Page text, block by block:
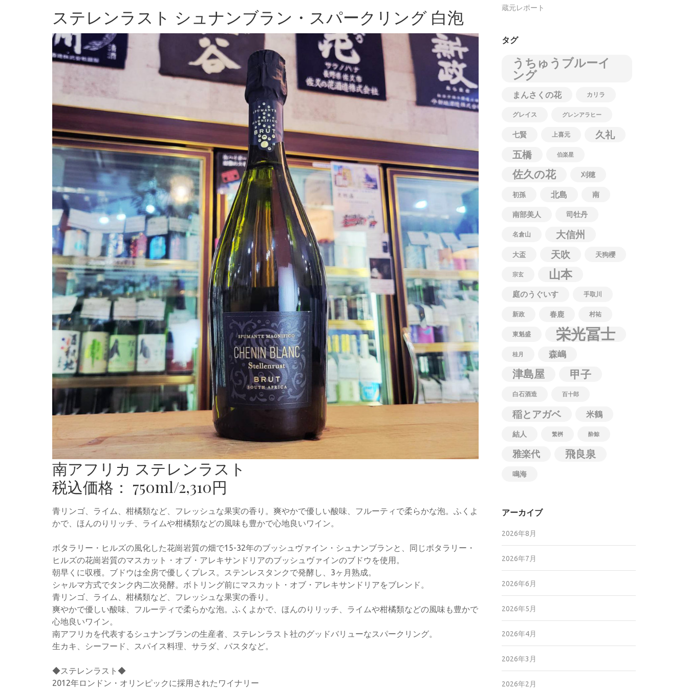
ステレンラスト シュナンブラン・スパークリング 白泡
南アフリカ ステレンラスト
税込価格： 750ml/2,310円
青リンゴ、ライム、柑橘類など、フレッシュな果実の香り。爽やかで優しい酸味、フルーティで柔らかな泡。ふくよ
かで、ほんのりリッチ、ライムや柑橘類などの風味も豊かで心地良いワイン。
ボタラリー・ヒルズの風化した花崗岩質の畑で15-32年のブッシュヴァイン・シュナンブランと、同じボタラリー・
ヒルズの花崗岩質のマスカット・オブ・アレキサンドリアのブッシュヴァインのブドウを使用。
朝早くに収穫。ブドウは全房で優しくプレス。ステンレスタンクで発酵し、3ヶ月熟成。
シャルマ方式でタンク内二次発酵。ボトリング前にマスカット・オブ・アレキサンドリアをブレンド。
青リンゴ、ライム、柑橘類など、フレッシュな果実の香り。
爽やかで優しい酸味、フルーティで柔らかな泡。ふくよかで、ほんのりリッチ、ライムや柑橘類などの風味も豊かで
心地良いワイン。
南アフリカを代表するシュナンブランの生産者、ステレンラスト社のグッドバリューなスパークリング。
生カキ、シーフード、スパイス料理、サラダ、パスタなど。
◆ステレンラスト◆
2012年ロンドン・オリンピックに採用されたワイナリー
蔵元レポート
タグ
うちゅうブルーイ
ング
まんさくの花 カリラ
グレイス グレンアラヒー
七賢 上喜元
久礼
五橋
伯楽星
佐久の花 刈穂
初孫 北島 南
南部美人 司牡丹
名倉山 大信州
大盃 天吹 天狗櫻
宗玄 山本
庭のうぐいす 手取川
新政 春鹿 村祐
東魁盛 栄光冨士
桂月 森嶋
津島屋 甲子
白石酒造 百十郎
稲とアガベ 米鶴
結人 繁桝 酔鯨
雅楽代 飛良泉
鳴海
アーカイブ
2026年8月
2026年7月
2026年6月
2026年5月
2026年4月
2026年3月
2026年2月